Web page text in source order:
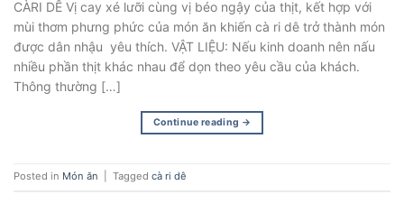
CÀRI DÊ Vị cay xé lưỡi cùng vị béo ngậy của thịt, kết hợp với
mùi thơm phưng phức của món ăn khiến cà ri dê trở thành món
được dân nhậu yêu thích. VẬT LIỆU: Nếu kinh doanh nên nấu
nhiều phần thịt khác nhau để dọn theo yêu cầu của khách.
Thông thường […]
Continue reading →
Posted in Món ăn Tagged cà ri dê